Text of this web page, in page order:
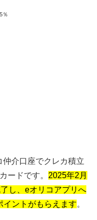
％
介口座でクレカ積立
ードです。 2025年2月
し、eオリコアプリへ
イントがもらえます。